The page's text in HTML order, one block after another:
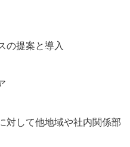
の提案と導入
対して他地域や社内関係部